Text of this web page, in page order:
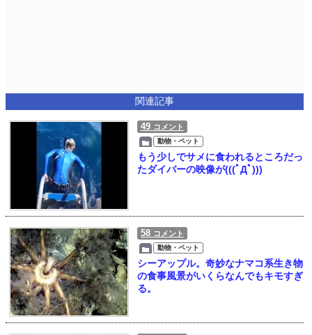
関連記事
49 コメント
動物・ペット
もう少しでサメに食われるところだっ
たダイバーの映像が(((ﾟДﾟ)))
58 コメント
動物・ペット
シーアップル。奇妙なナマコ系生き物
の食事風景がいくらなんでもキモすぎ
る。